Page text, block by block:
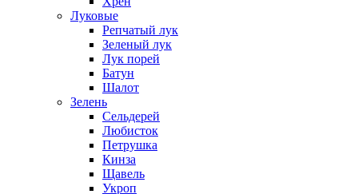
Луковые
Репчатый лук
Зеленый лук
Лук порей
Батун
Шалот
Зелень
Сельдерей
Любисток
Петрушка
Кинза
Щавель
Укроп